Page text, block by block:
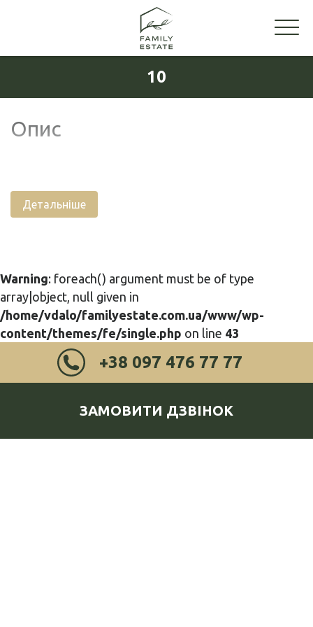
10
Опис
Детальніше
Warning: foreach() argument must be of type
array|object, null given in
/home/vdalo/familyestate.com.ua/www/wp-
content/themes/fe/single.php on line 43
+38 097 476 77 77
ЗАМОВИТИ ДЗВІНОК